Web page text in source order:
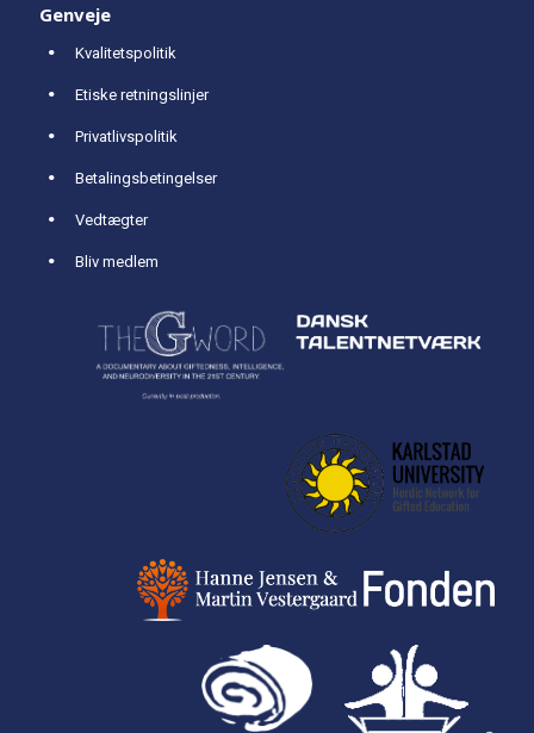
Genveje
Kvalitetspolitik
Etiske retningslinjer
Privatlivspolitik
Betalingsbetingelser
Vedtægter
Bliv medlem